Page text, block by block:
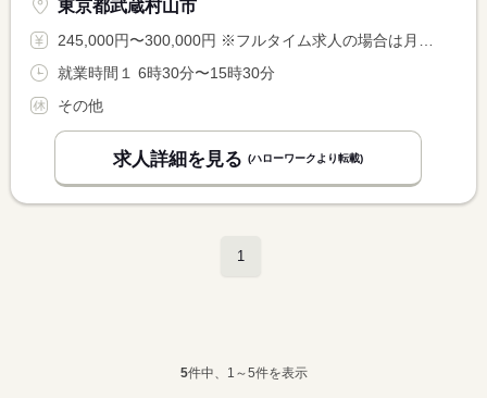
東京都武蔵村山市
245,000円〜300,000円 ※フルタイム求人の場合は月額（換算額）、パート求人の場合は時間額を表示しています。
就業時間１ 6時30分〜15時30分
その他
求人詳細を見る (ハローワークより転載)
1
5件中、1～5件を表示